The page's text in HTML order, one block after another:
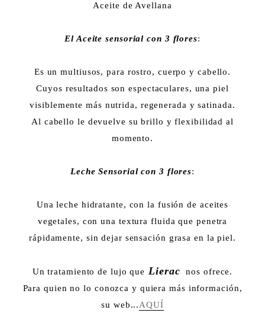
Aceite de Avellana
El Aceite sensorial con 3 flores:
Es un multiusos, para rostro, cuerpo y cabello.
Cuyos resultados son espectaculares, una piel
visiblemente más nutrida, regenerada y satinada.
Al cabello le devuelve su brillo y flexibilidad al
momento.
Leche Sensorial con 3 flores:
Una leche hidratante, con la fusión de aceites
vegetales, con una textura fluida que penetra
rápidamente, sin dejar sensación grasa en la piel.
Un tratamiento de lujo que Lierac nos ofrece.
Para quien no lo conozca y quiera más información,
su web...AQUÍ